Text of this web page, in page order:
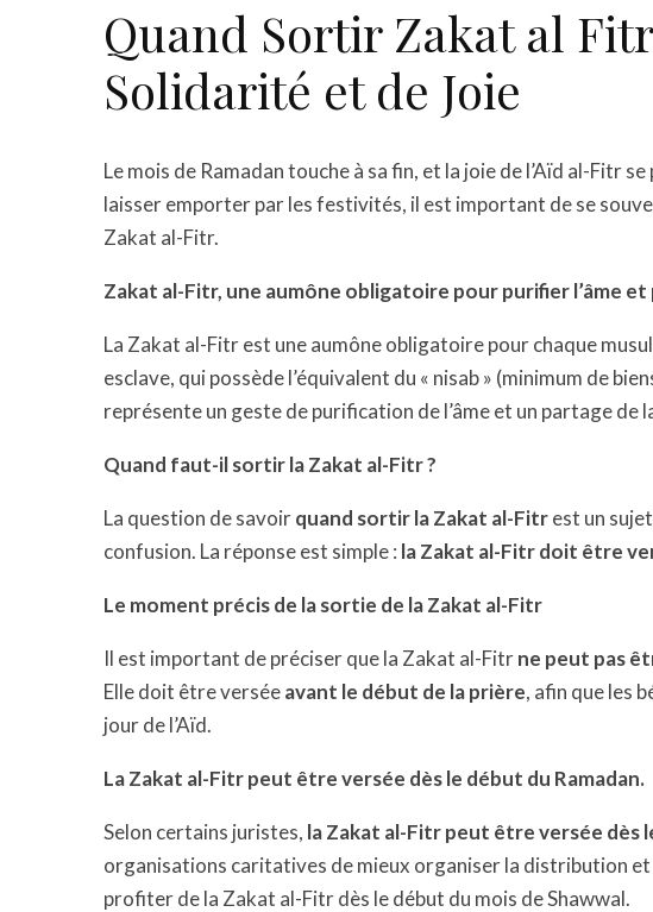
Quand Sortir Zakat al
Solidarité et de Joie
Le mois de Ramadan touche à sa fin, et la joie de l’Aïd al-Fitr
laisser emporter par les festivités, il est important de se
Zakat al-Fitr.
Zakat al-Fitr, une aumône obligatoire pour purifier l’âme et
La Zakat al-Fitr est une aumône obligatoire pour chaque
esclave, qui possède l’équivalent du « nisab » (minimum de
représente un geste de purification de l’âme et un partage de
Quand faut-il sortir la Zakat al-Fitr ?
La question de savoirquand sortir la Zakat al-Fitrest un
confusion. La réponse est simple : la Zakat al-Fitr doit être
Le moment précis de la sortie de la Zakat al-Fitr
Il est important de préciser que la Zakat al-Fitrne peut pas
Elle doit être verséeavant le début de la prière, afin que les
jour de l’Aïd.
La Zakat al-Fitr peut être versée dès le début du Ramadan.
Selon certains juristes, la Zakat al-Fitr peut être versée dès
organisations caritatives de mieux organiser la distribution
profiter de la Zakat al-Fitr dès le début du mois de Shawwal.